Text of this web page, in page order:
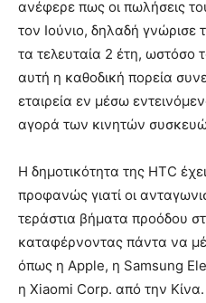
ανέφερε πως οι πωλήσεις
τον Ιούνιο, δηλαδή
τα τελευταία 2 έτη, ωστόσο
αυτή η καθοδική πορεία
εταιρεία εν μέσω
αγορά των κινητών
Η δημοτικότητα της HTC
προφανώς γιατί οι
τεράστια βήματα προόδου
καταφέρνοντας πάντα να
όπως η Apple, η Samsung
η Xiaomi Corp. από την Κίνα.